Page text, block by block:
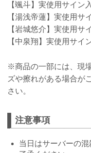
【颯斗】実使用サイン
【湯浅帝蓮】実使用サ
【岩城悠介】実使用サ
【中泉翔】実使用サイ
※商品の一部には、現
ズや擦れがある場合が
さい。
注意事項
当日はサーバーの